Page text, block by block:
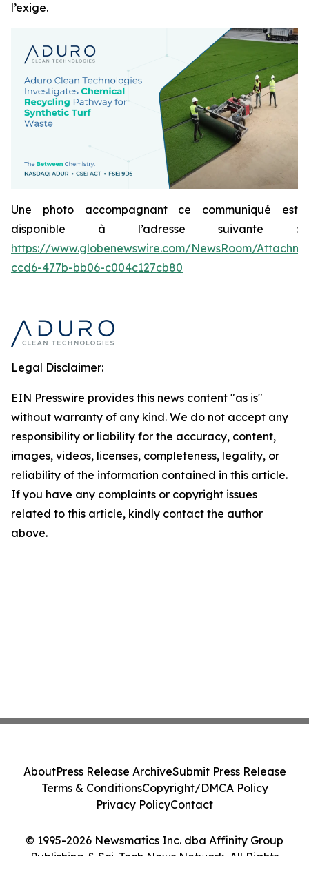
l’exige.
Une photo accompagnant ce communiqué est
disponible à l’adresse suivante :
https://www.globenewswire.com/NewsRoom/
ccd6-477b-bb06-c004c127cb80
Legal Disclaimer:
EIN Presswire provides this news content "as is"
without warranty of any kind. We do not accept any
responsibility or liability for the accuracy, content,
images, videos, licenses, completeness, legality, or
reliability of the information contained in this article.
If you have any complaints or copyright issues
related to this article, kindly contact the author
above.
© 1995-2026 Newsmatics Inc. dba Affinity Group
Publishing & Sci-Tech News Network. All Rights
AboutPress Release ArchiveSubmit Press Release
Terms & ConditionsCopyright/DMCA Policy
Privacy PolicyContact